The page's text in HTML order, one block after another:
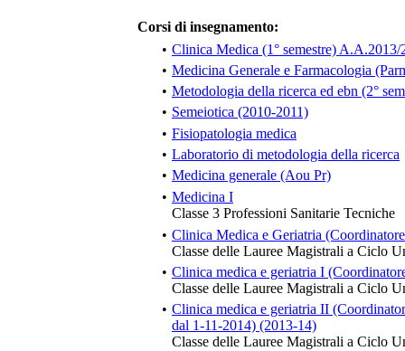
Corsi di insegnamento:
• Clinica Medica (1° semestre) A.A.2013/
• Medicina Generale e Farmacologia
• Metodologia della ricerca ed ebn (2°
• Semeiotica (2010-2011)
• Fisiopatologia medica
• Laboratorio di metodologia della ricerca
• Medicina generale (Aou Pr)
• Medicina I
Classe 3 Professioni Sanitarie Tecniche
• Clinica Medica e Geriatria
Classe delle Lauree Magistrali a Ciclo
• Clinica medica e geriatria I
Classe delle Lauree Magistrali a Ciclo
• Clinica medica e geriatria II
dal 1-11-2014) (2013-14)
Classe delle Lauree Magistrali a Ciclo